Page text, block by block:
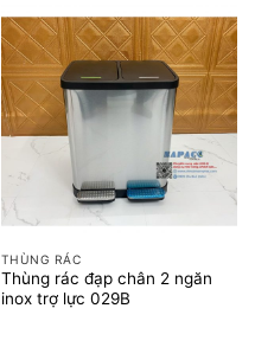
THÙNG RÁC
Thùng rác đạp chân 2 ngăn
inox trợ lực 029B